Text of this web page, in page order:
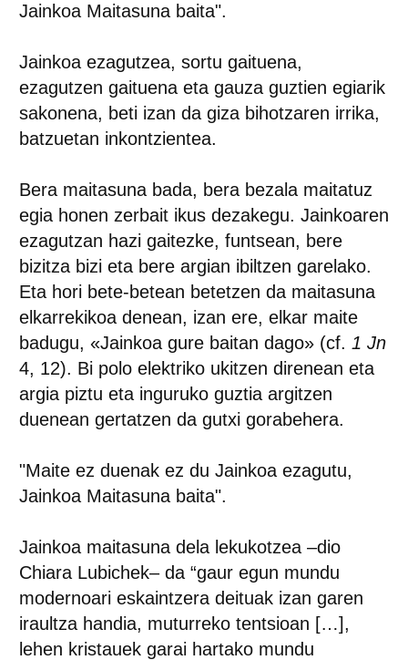
Jainkoa Maitasuna baita".
Jainkoa ezagutzea, sortu gaituena,
ezagutzen gaituena eta gauza guztien egiarik
sakonena, beti izan da giza bihotzaren irrika,
batzuetan inkontzientea.
Bera maitasuna bada, bera bezala maitatuz
egia honen zerbait ikus dezakegu. Jainkoaren
ezagutzan hazi gaitezke, funtsean, bere
bizitza bizi eta bere argian ibiltzen garelako.
Eta hori bete-betean betetzen da maitasuna
elkarrekikoa denean, izan ere, elkar maite
badugu, «Jainkoa gure baitan dago» (cf. 1 Jn
4, 12). Bi polo elektriko ukitzen direnean eta
argia piztu eta inguruko guztia argitzen
duenean gertatzen da gutxi gorabehera.
"Maite ez duenak ez du Jainkoa ezagutu,
Jainkoa Maitasuna baita".
Jainkoa maitasuna dela lekukotzea –dio
Chiara Lubichek– da “gaur egun mundu
modernoari eskaintzera deituak izan garen
iraultza handia, muturreko tentsioan […],
lehen kristauek garai hartako mundu